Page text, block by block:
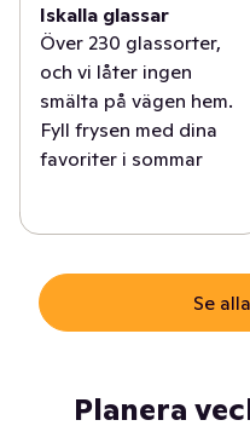
Iskalla glassar
Över 230 glassorter,
och vi låter ingen
smälta på vägen hem.
Fyll frysen med dina
favoriter i sommar
Se
Planera